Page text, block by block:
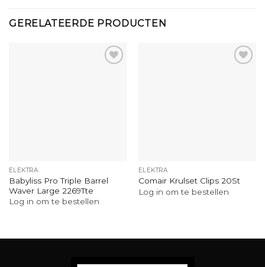
GERELATEERDE PRODUCTEN
ELEKTRA
Babyliss Pro Triple Barrel
Waver Large 2269Tte
Log in om te bestellen
ELEKTRA
Comair Krulset Clips 20St
Log in om te bestellen